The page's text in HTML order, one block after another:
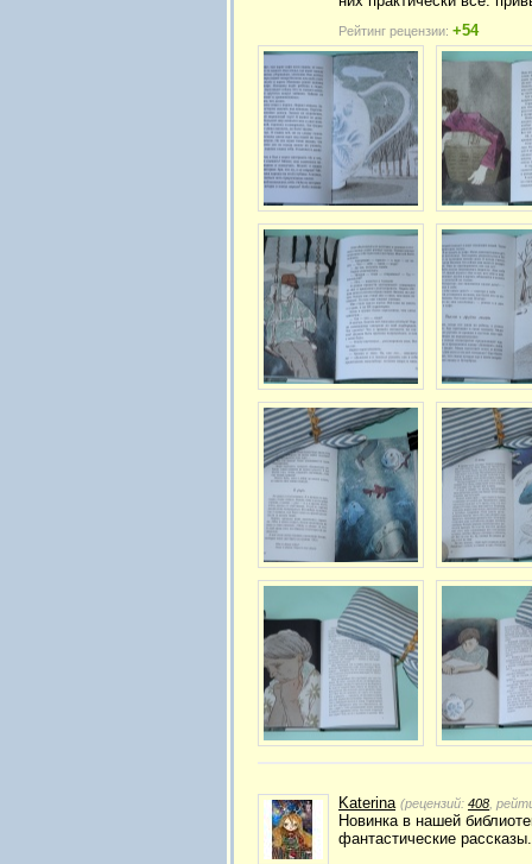
Рейтинг рецензии: +54
Katerina (рецензий: 408 ,
Новинка в нашей
фантастические рассказы.